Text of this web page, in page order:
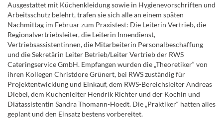
Ausgestattet mit Küchenkleidung sowie in Hygienevorschriften und
Arbeitsschutz belehrt, trafen sie sich alle an einem späten
Nachmittag im Februar zum Praxistest: Die Leiterin Vertrieb, die
Regionalvertriebsleiter, die Leiterin Innendienst,
Vertriebsassistentinnen, die Mitarbeiterin Personalbeschaffung
und die Sekretärin Leiter Betrieb/Leiter Vertrieb der RWS
Cateringservice GmbH. Empfangen wurden die „Theoretiker“ von
ihren Kollegen Christdore Grünert, bei RWS zuständig für
Projektentwicklung und Einkauf, dem RWS-Bereichsleiter Andreas
Diebel, dem Küchenleiter Hendrik Richter und der Köchin und
Diätassistentin Sandra Thomann-Hoedt. Die „Praktiker“ hatten alles
geplant und den Einsatz bestens vorbereitet.